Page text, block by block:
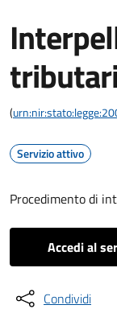
(
Servizio attivo
Procedimento di
Accedi al
Condividi